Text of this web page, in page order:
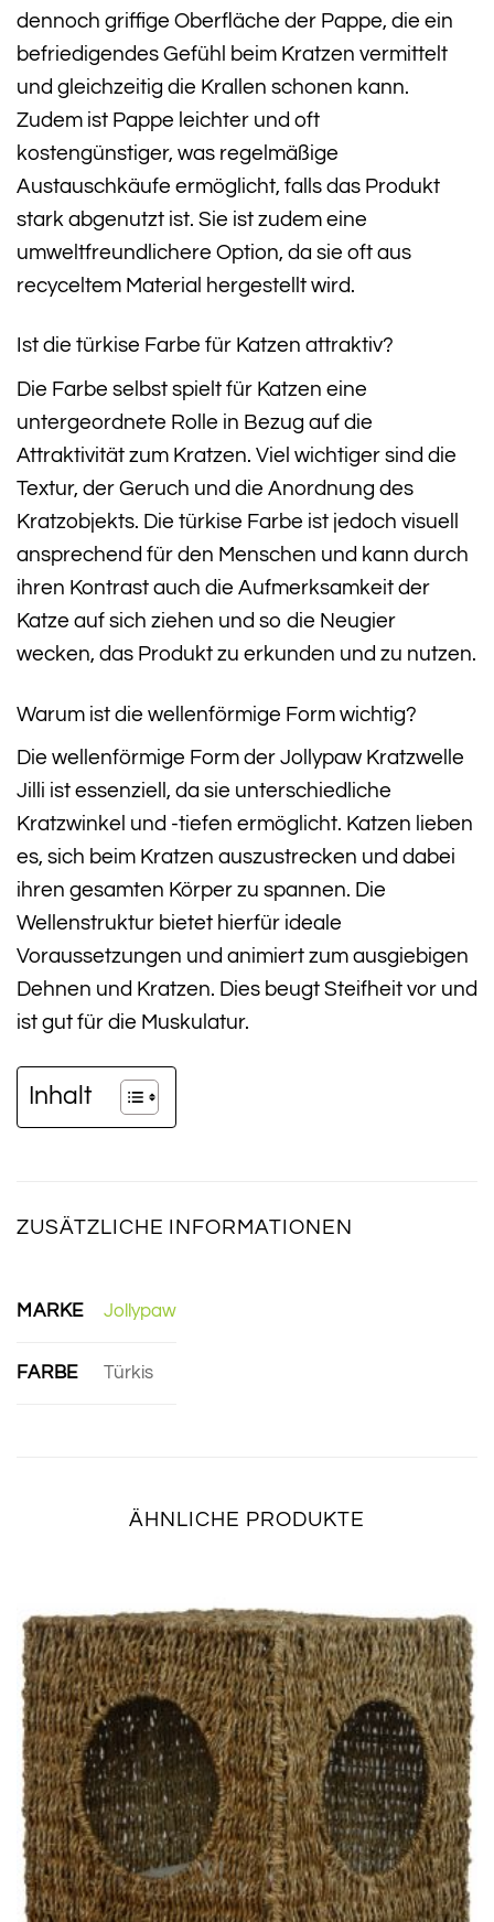
dennoch griffige Oberfläche der Pappe, die ein
befriedigendes Gefühl beim Kratzen vermittelt
und gleichzeitig die Krallen schonen kann.
Zudem ist Pappe leichter und oft
kostengünstiger, was regelmäßige
Austauschkäufe ermöglicht, falls das Produkt
stark abgenutzt ist. Sie ist zudem eine
umweltfreundlichere Option, da sie oft aus
recyceltem Material hergestellt wird.
Ist die türkise Farbe für Katzen attraktiv?
Die Farbe selbst spielt für Katzen eine
untergeordnete Rolle in Bezug auf die
Attraktivität zum Kratzen. Viel wichtiger sind die
Textur, der Geruch und die Anordnung des
Kratzobjekts. Die türkise Farbe ist jedoch visuell
ansprechend für den Menschen und kann durch
ihren Kontrast auch die Aufmerksamkeit der
Katze auf sich ziehen und so die Neugier
wecken, das Produkt zu erkunden und zu nutzen.
Warum ist die wellenförmige Form wichtig?
Die wellenförmige Form der Jollypaw Kratzwelle
Jilli ist essenziell, da sie unterschiedliche
Kratzwinkel und -tiefen ermöglicht. Katzen lieben
es, sich beim Kratzen auszustrecken und dabei
ihren gesamten Körper zu spannen. Die
Wellenstruktur bietet hierfür ideale
Voraussetzungen und animiert zum ausgiebigen
Dehnen und Kratzen. Dies beugt Steifheit vor und
ist gut für die Muskulatur.
Inhalt
ZUSÄTZLICHE INFORMATIONEN
MARKE Jollypaw
FARBE Türkis
ÄHNLICHE PRODUKTE